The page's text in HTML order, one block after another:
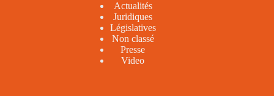
Actualités
Juridiques
Législatives
Non classé
Presse
Video